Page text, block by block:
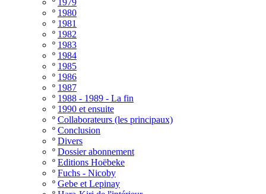
º 1979
º 1980
º 1981
º 1982
º 1983
º 1984
º 1985
º 1986
º 1987
º 1988 - 1989 - La fin
º 1990 et ensuite
º Collaborateurs (les principaux)
º Conclusion
º Divers
º Dossier abonnement
º Editions Hoëbeke
º Fuchs - Nicoby
º Gebe et Lepinay